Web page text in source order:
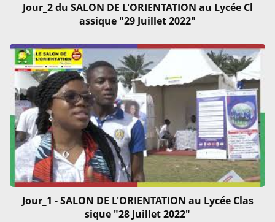
Jour_2 du SALON DE L'ORIENTATION au Lycée Cl
assique "29 Juillet 2022"
Jour_1 - SALON DE L'ORIENTATION au Lycée Clas
sique "28 Juillet 2022"